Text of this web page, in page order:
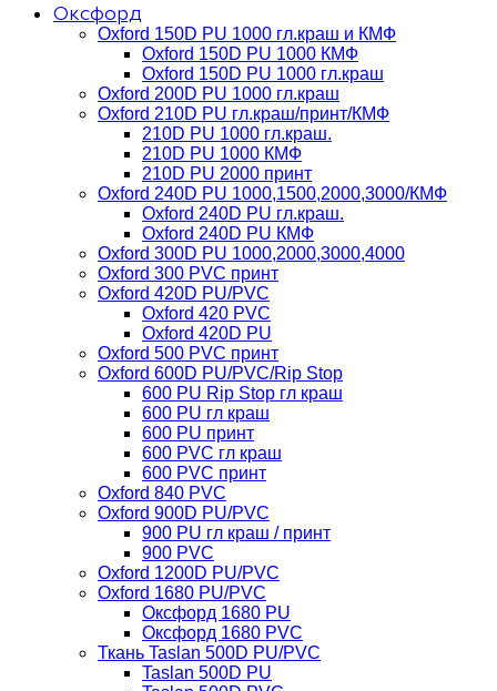
Оксфорд
Oxford 150D PU 1000 гл.краш и КМФ
Oxford 150D PU 1000 КМФ
Oxford 150D PU 1000 гл.краш
Oxford 200D PU 1000 гл.краш
Oxford 210D PU гл.краш/принт/КМФ
210D PU 1000 гл.краш.
210D PU 1000 КМФ
210D PU 2000 принт
Oxford 240D PU 1000,1500,2000,3000/КМФ
Oxford 240D PU гл.краш.
Oxford 240D PU КМФ
Oxford 300D PU 1000,2000,3000,4000
Oxford 300 PVC принт
Oxford 420D PU/PVC
Oxford 420 PVC
Oxford 420D PU
Oxford 500 PVC принт
Oxford 600D PU/PVC/Rip Stop
600 PU Rip Stop гл краш
600 PU гл краш
600 PU принт
600 PVC гл краш
600 PVC принт
Oxford 840 PVC
Oxford 900D PU/PVC
900 PU гл краш / принт
900 PVC
Oxford 1200D PU/PVC
Oxford 1680 PU/PVC
Оксфорд 1680 PU
Оксфорд 1680 PVC
Ткань Taslan 500D PU/PVC
Taslan 500D PU